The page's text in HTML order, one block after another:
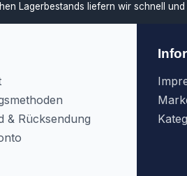
Lagerbestands liefern wir schnell
& Rücksendung